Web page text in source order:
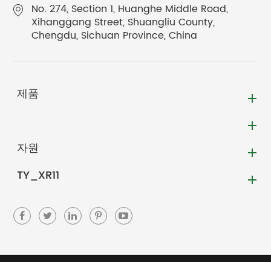
No. 274, Section 1, Huanghe Middle Road,
Xihanggang Street, Shuangliu County,
Chengdu, Sichuan Province, China
제품
자원
TY_XR11